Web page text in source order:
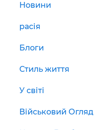
Новини
расія
Блоги
Стиль життя
У світі
Військовий Огляд